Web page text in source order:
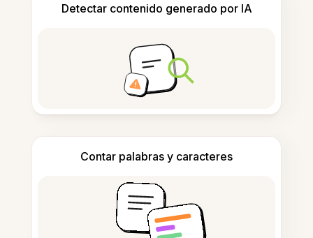
Detectar contenido generado por IA
Contar palabras y caracteres